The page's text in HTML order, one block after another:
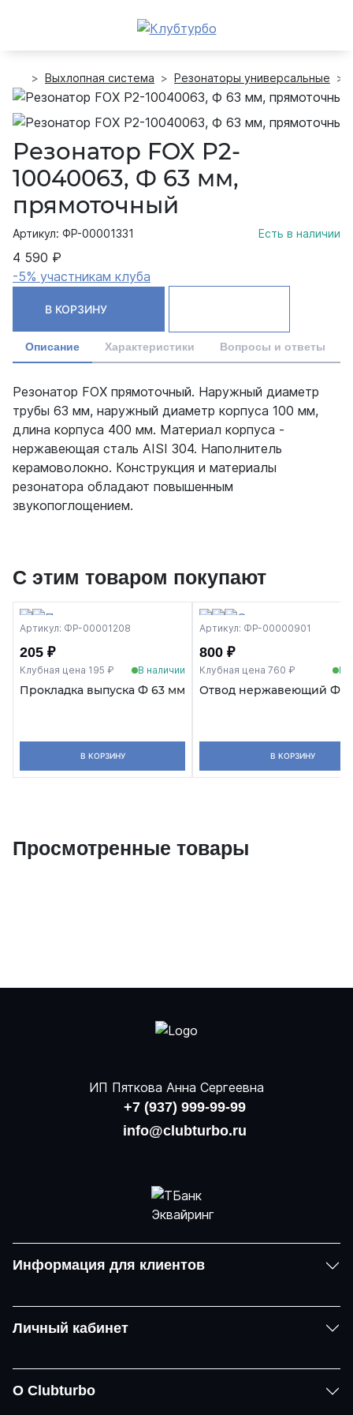
Выхлопная система Резонаторы универсальные
Резонатор FOX P2-
10040063, Ф 63 мм,
прямоточный
Артикул: ФР-00001331 Есть в наличии
4 590 ₽
-5% участникам клуба
В КОРЗИНУ
Описание Характеристики Вопросы и ответы
Резонатор FOX прямоточный. Наружный диаметр
трубы 63 мм, наружный диаметр корпуса 100 мм,
длина корпуса 400 мм. Материал корпуса -
нержавеющая сталь AISI 304. Наполнитель
керамоволокно. Конструкция и материалы
резонатора обладают повышенным
звукопоглощением.
С этим товаром покупают
Артикул: ФР-00001208
205 ₽
Клубная цена 195 ₽ В наличии
Прокладка выпуска Ф 63 мм
В КОРЗИНУ
Артикул: ФР-00000901
800 ₽
Клубная цена 760 ₽ В
Отвод нержавеющий Ф
В КОРЗИНУ
Просмотренные товары
ИП Пяткова Анна Сергеевна
+7 (937) 999-99-99
info@clubturbo.ru
Информация для клиентов
Личный кабинет
О Clubturbo